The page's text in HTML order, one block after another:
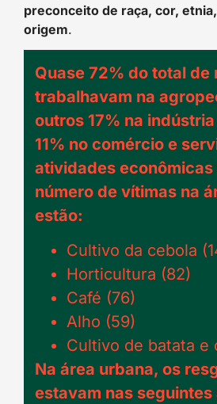
preconceito de raça, cor,
origem.
Quase 72% do total de
trabalhavam na
outros 17% na
11% no comércio e
atividades econômicas
número de vítimas na
estão:
Cultivo da cebola
Horticultura (82)
Café (76)
Alho (59)
Cultivo de batata e
Na área urbana, os
estavam nas